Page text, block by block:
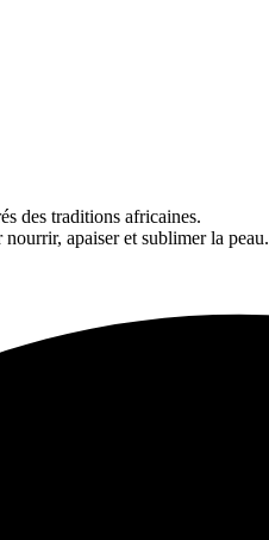
des traditions africaines.
apaiser et sublimer la peau.